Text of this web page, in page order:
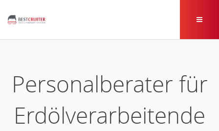
Personalberater für
Erdölverarbeitende